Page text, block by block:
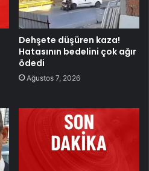
Dehşete düşüren kaza!
Hatasının bedelini çok ağır
ödedi
Ağustos 7, 2026